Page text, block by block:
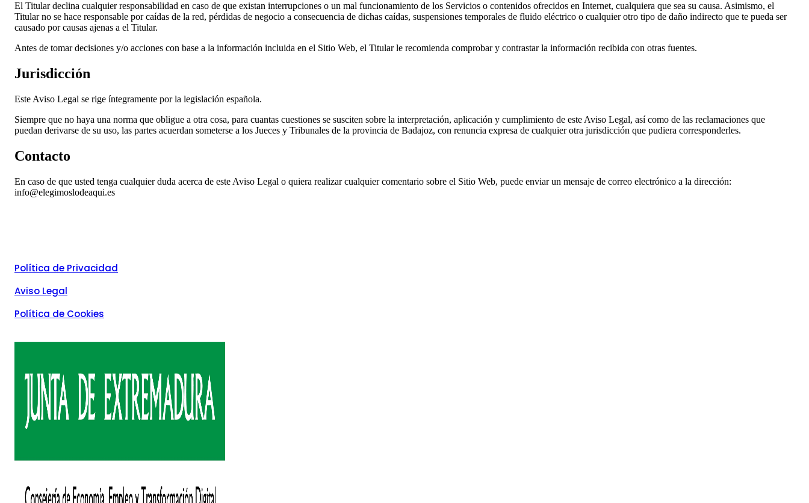
El Titular declina cualquier responsabilidad en caso de que existan interrupciones o un mal funcionamiento de los Servicios o contenidos ofrecidos en Internet, cualquiera que sea su causa. Asimismo, el
Titular no se hace responsable por caídas de la red, pérdidas de negocio a consecuencia de dichas caídas, suspensiones temporales de fluido eléctrico o cualquier otro tipo de daño indirecto que te pueda ser
causado por causas ajenas a el Titular.
Antes de tomar decisiones y/o acciones con base a la información incluida en el Sitio Web, el Titular le recomienda comprobar y contrastar la información recibida con otras fuentes.
Jurisdicción
Este Aviso Legal se rige íntegramente por la legislación española.
Siempre que no haya una norma que obligue a otra cosa, para cuantas cuestiones se susciten sobre la interpretación, aplicación y cumplimiento de este Aviso Legal, así como de las reclamaciones que
puedan derivarse de su uso, las partes acuerdan someterse a los Jueces y Tribunales de la provincia de Badajoz, con renuncia expresa de cualquier otra jurisdicción que pudiera corresponderles.
Contacto
En caso de que usted tenga cualquier duda acerca de este Aviso Legal o quiera realizar cualquier comentario sobre el Sitio Web, puede enviar un mensaje de correo electrónico a la dirección:
info@elegimoslodeaqui.es
Política de Privacidad
Aviso Legal
Política de Cookies